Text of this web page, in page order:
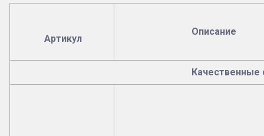
Артикул
Описание
Качественные